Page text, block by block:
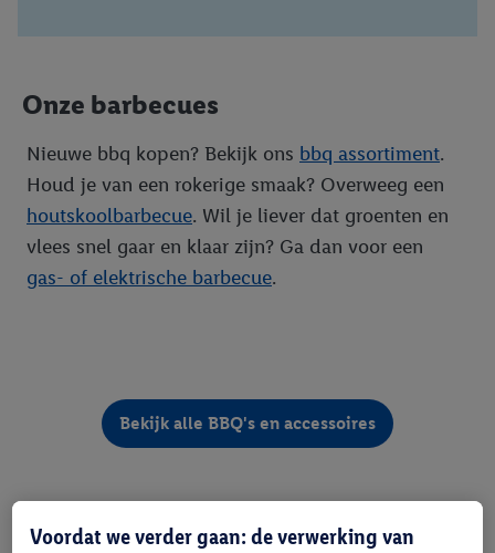
Onze barbecues
Nieuwe bbq kopen? Bekijk ons bbq assortiment.
Houd je van een rokerige smaak? Overweeg een
houtskoolbarbecue. Wil je liever dat groenten en
vlees snel gaar en klaar zijn? Ga dan voor een
gas- of elektrische barbecue.
Bekijk alle BBQ's en accessoires
Voordat we verder gaan: de verwerking van